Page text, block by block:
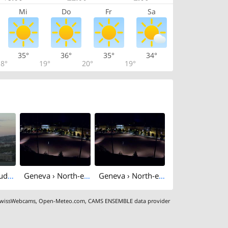
Mi Do Fr Sa
35°
19°
36°
20°
35°
19°
34°
Geneva: Gebäude des RTS Geneva › North-east: Genève Home information - Plaine de Plainpalais Geneva › North-east: Plaine de Plainpalais
,Open-Meteo.com,CAMS ENSEMBLE data provider